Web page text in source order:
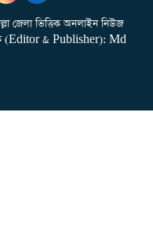
ভিত্তিক অনলাইন নিউজ
(Editor & Publisher): Md